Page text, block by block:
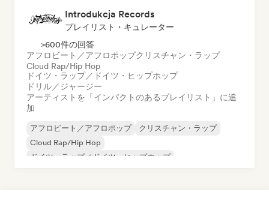
Introdukcja Records
プレイリスト・キュレーター
>600件の回答
アフロビート／アフロポップクリスチャン・ラップ
Cloud Rap/Hip Hop
ドイツ・ラップ／ドイツ・ヒップホップ
ドリル／ジャージー
アーティストを「インパクトのあるプレイリスト」に追
加
アフロビート／アフロポップ
クリスチャン・ラップ
Cloud Rap/Hip Hop
ドイツ・ラップ／ドイツ・ヒップホップ